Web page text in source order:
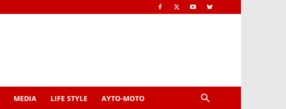
MEDIA LIFE STYLE AYTO-ΜOTO